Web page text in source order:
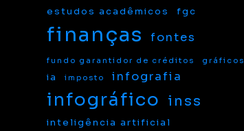
estudos acadêmicos
fgc
finanças fontes
fundo garantidor de créditos gráficos
ia imposto infografia
infográfico inss
inteligência artificial